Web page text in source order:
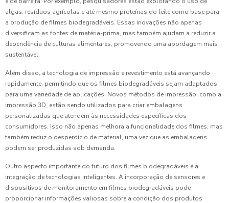
algas, resíduos agrícolas e até mesmo proteínas do leite como base para
a produção de filmes biodegradáveis. Essas inovações não apenas
diversificam as fontes de matéria-prima, mas também ajudam a reduzir a
dependência de culturas alimentares, promovendo uma abordagem mais
sustentável.
Além disso, a tecnologia de impressão e revestimento está avançando
rapidamente, permitindo que os filmes biodegradáveis sejam adaptados
para uma variedade de aplicações. Novos métodos de impressão, como a
impressão 3D, estão sendo utilizados para criar embalagens
personalizadas que atendem às necessidades específicas dos
consumidores. Isso não apenas melhora a funcionalidade dos filmes, mas
também reduz o desperdício de material, uma vez que as embalagens
podem ser produzidas sob demanda.
Outro aspecto importante do futuro dos filmes biodegradáveis é a
integração de tecnologias inteligentes. A incorporação de sensores e
dispositivos de monitoramento em filmes biodegradáveis pode
proporcionar informações valiosas sobre a condição dos produtos